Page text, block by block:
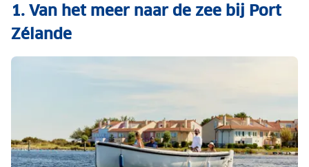
1. Van het meer naar de zee bij Port
Zélande